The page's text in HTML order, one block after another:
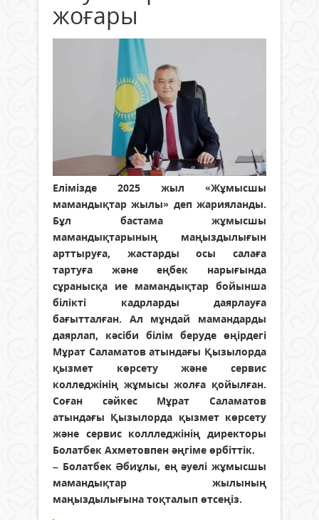
жоғары
Елімізде 2025 жыл «Жұмысшы
мамандықтар жылы» деп жарияланды.
Бұл бастама жұмысшы
мамандықтарының маңыздылығын
арттыруға, жастарды осы салаға
тартуға және еңбек нарығында
сұранысқа ие мамандықтар бойынша
білікті кадрларды даярлауға
бағытталған. Ал мұндай мамандарды
даярлап, кәсіби білім беруде өңірдегі
Мұрат Саламатов атындағы Қызылорда
қызмет көрсету және сервис
колледжінің жұмысы жолға қойылған.
Соған сәйкес Мұрат Саламатов
атындағы Қызылорда қызмет көрсету
және сервис коллледжінің директоры
Болатбек Ахметовпен әңгіме өрбіттік.
– Болатбек Әбиұлы, ең әуелі жұмысшы
мамандықтар жылының
маңыздылығына тоқталып өтсеңіз.